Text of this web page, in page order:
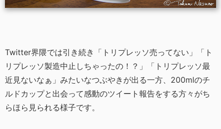
Twitter界隈では引き続き「トリプレッソ売ってない」「ト
リプレッソ製造中止しちゃったの！？」「トリプレッソ最
近見ないなぁ」みたいなつぶやきが出る一方、200mlのチ
ルドカップと出会って感動のツイート報告をする方々がち
らほら見られる様子です。